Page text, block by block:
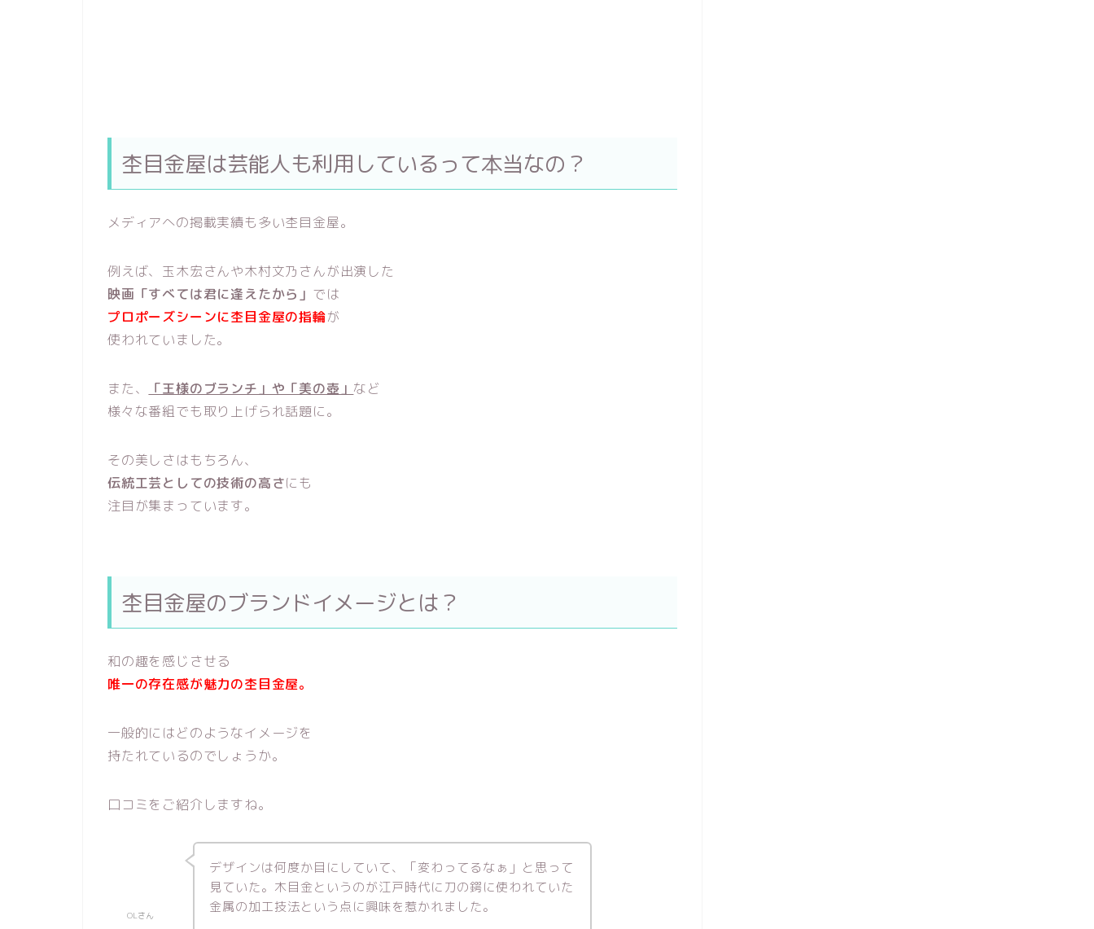
杢目金屋は芸能人も利用しているって本当なの？
メディアへの掲載実績も多い杢目金屋。
例えば、玉木宏さんや木村文乃さんが出演した
映画「すべては君に逢えたから」 では
プロポーズシーンに杢目金屋の指輪が
使われていました。
また、 「王様のブランチ」や「美の壺」 など
様々な番組でも取り上げられ話題に。
その美しさはもちろん、
伝統工芸としての技術の高さにも
注目が集まっています。
杢目金屋のブランドイメージとは？
和の趣を感じさせる
唯一の存在感が魅力の杢目金屋。
一般的にはどのようなイメージを
持たれているのでしょうか。
口コミをご紹介しますね。
OLさん
デザインは何度か目にしていて、「変わってるなぁ」と思って
見ていた。木目金というのが江戸時代に刀の鍔に使われていた
金属の加工技法という点に興味を惹かれました。